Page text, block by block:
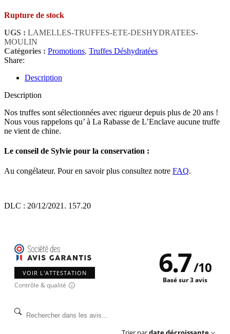
Rupture de stock
UGS : LAMELLES-TRUFFES-ETE-DESHYDRATEES-
MOULIN
Catégories : Promotions, Truffes Déshydratées
Share:
Description
Description
Nos truffes sont sélectionnées avec rigueur depuis plus de 20 ans !
Nous vous rappelons qu’ à La Rabasse de L’Enclave aucune truffe
ne vient de chine.
Le conseil de Sylvie pour la conservation :
Au congélateur. Pour en savoir plus consultez notre FAQ.
DLC : 20/12/2021. 157.20
VOIR L'ATTESTATION
Contrôle & qualité
6.7/10
Basé sur 3 avis